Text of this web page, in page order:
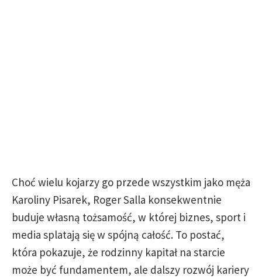
Choć wielu kojarzy go przede wszystkim jako męża
Karoliny Pisarek, Roger Salla konsekwentnie
buduje własną tożsamość, w której biznes, sport i
media splatają się w spójną całość. To postać,
która pokazuje, że rodzinny kapitał na starcie
może być fundamentem, ale dalszy rozwój kariery